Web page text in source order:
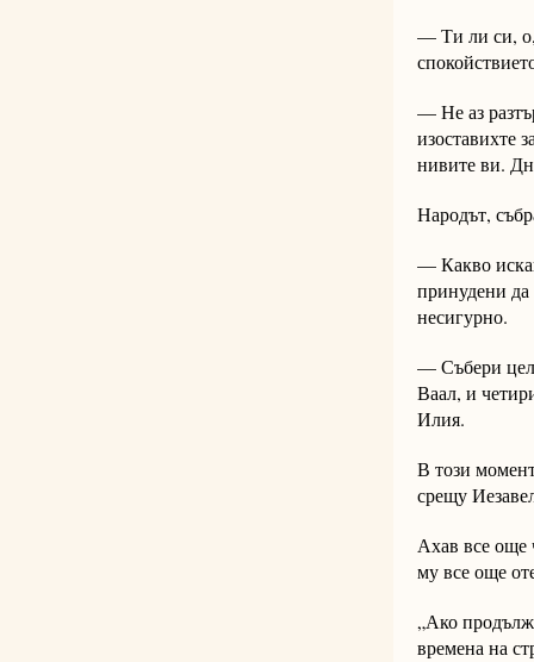
— Ти ли си, о,
— Не аз
изоставихте
нивите ви.
Народът,
— Какво
принудени
несигурно.
— Събери
Ваал, и
Илия.
В този
срещу
Ахав все още
му все още
„Ако
времена на